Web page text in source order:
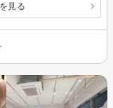
見る